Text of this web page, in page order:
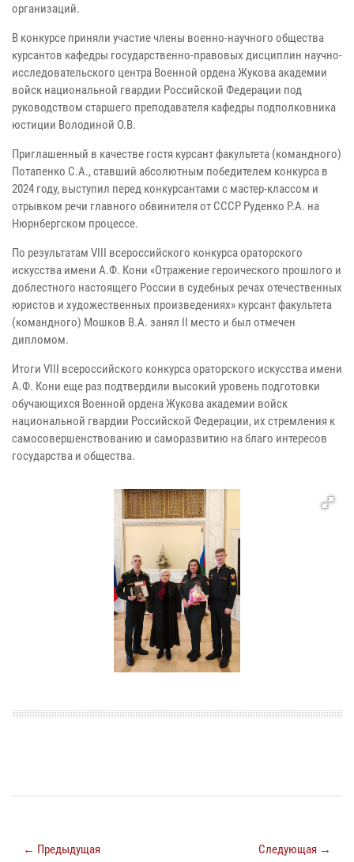
организаций.
В конкурсе приняли участие члены военно-научного общества
курсантов кафедры государственно-правовых дисциплин научно-
исследовательского центра Военной ордена Жукова академии
войск национальной гвардии Российской Федерации под
руководством старшего преподавателя кафедры подполковника
юстиции Володиной О.В.
Приглашенный в качестве гостя курсант факультета (командного)
Потапенко С.А., ставший абсолютным победителем конкурса в
2024 году, выступил перед конкурсантами с мастер-классом и
отрывком речи главного обвинителя от СССР Руденко Р.А. на
Нюрнбергском процессе.
По результатам VIII всероссийского конкурса ораторского
искусства имени А.Ф. Кони «Отражение героического прошлого и
доблестного настоящего России в судебных речах отечественных
юристов и художественных произведениях» курсант факультета
(командного) Мошков В.А. занял II место и был отмечен
дипломом.
Итоги VIII всероссийского конкурса ораторского искусства имени
А.Ф. Кони еще раз подтвердили высокий уровень подготовки
обучающихся Военной ордена Жукова академии войск
национальной гвардии Российской Федерации, их стремления к
самосовершенствованию и саморазвитию на благо интересов
государства и общества.
← Предыдущая Следующая →